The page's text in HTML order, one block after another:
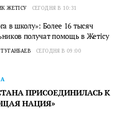
ЖЕТІСУ СЕГОДНЯ В 10:31
в школу»: Более 16 тысяч
получат помощь в Жетісу
СЕГОДНЯ В 09:00
ПРИСОЕДИНИЛАСЬ К
НАЦИЯ»